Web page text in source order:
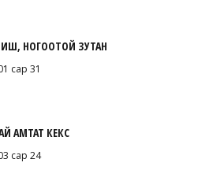
НОГООТОЙ ЗУТАН
сар 31
АМТАТ КЕКС
сар 24